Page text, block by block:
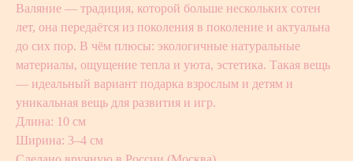
Валяние — традиция, которой больше нескольких сотен
лет, она передаётся из поколения в поколение и актуальна
до сих пор. В чём плюсы: экологичные натуральные
материалы, ощущение тепла и уюта, эстетика. Такая вещь
— идеальный вариант подарка взрослым и детям и
уникальная вещь для развития и игр.
Длина: 10 см
Ширина: 3–4 см